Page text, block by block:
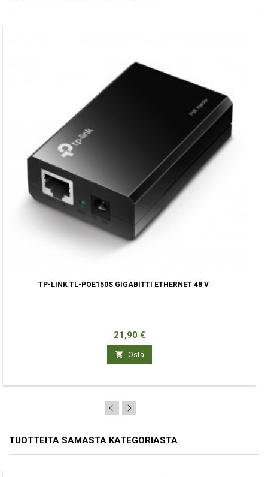
TP-LINK TL-POE150S GIGABITTI ETHERNET 48 V
Hinta
21,90 €
 Osta
TUOTTEITA SAMASTA KATEGORIASTA